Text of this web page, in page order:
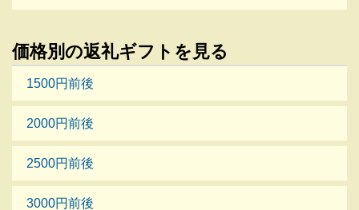
価格別の返礼ギフトを見る
1500円前後
2000円前後
2500円前後
3000円前後